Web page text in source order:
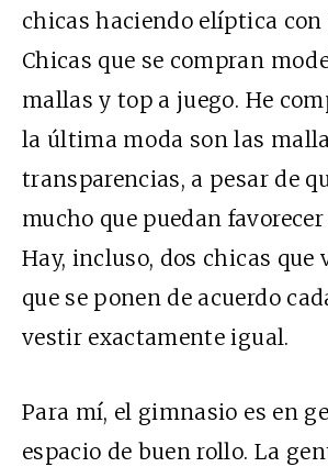
chicas haciendo elíptica
Chicas que se compran
mallas y top a juego. He
la última moda son las
transparencias, a pesar de
mucho que puedan
Hay, incluso, dos chicas que
que se ponen de acuerdo
vestir exactamente igual.
Para mí, el gimnasio es en
espacio de buen rollo. La